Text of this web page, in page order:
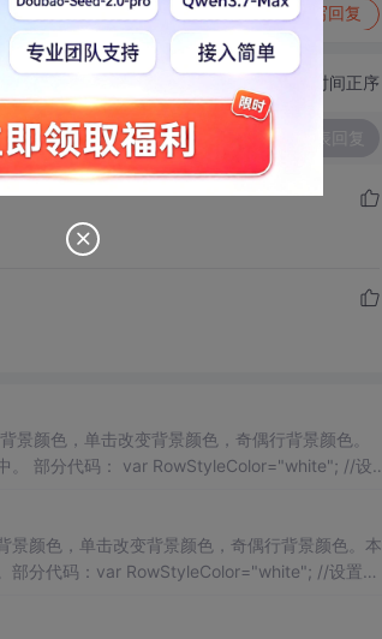
举报 写回复
切换为时间正序
景颜色，单击改变背景颜色，奇偶行背景颜色。
分代码： var RowStyleColor="white"; //设置
景颜色，单击改变背景颜色，奇偶行背景颜色。本
代码：var RowStyleColor="white"; //设置行